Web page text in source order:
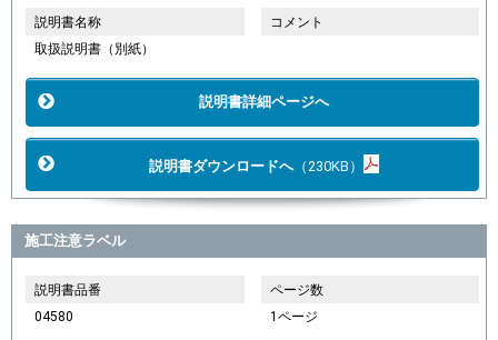
説明書名称
取扱説明書（別紙）
コメント
説明書詳細ページへ
説明書ダウンロードへ（230KB）
施工注意ラベル
説明書品番
04580
ページ数
1ページ